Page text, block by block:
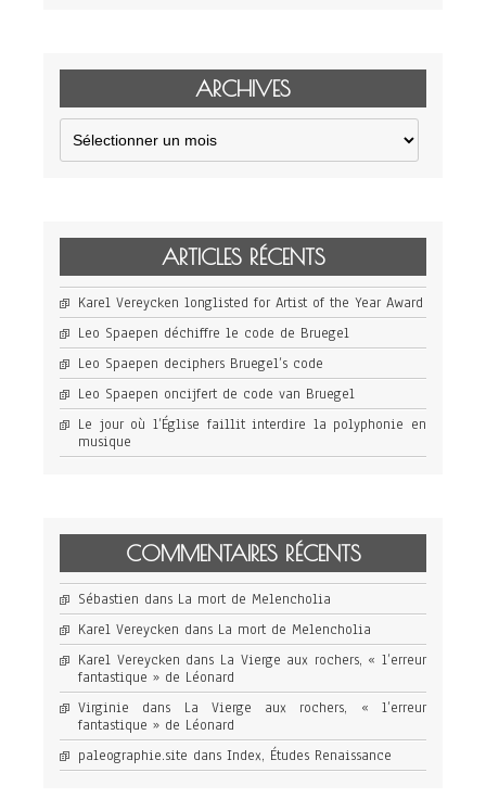
ARCHIVES
Archives
ARTICLES RÉCENTS
Karel Vereycken longlisted for Artist of the Year Award
Leo Spaepen déchiffre le code de Bruegel
Leo Spaepen deciphers Bruegel’s code
Leo Spaepen oncijfert de code van Bruegel
Le jour où l’Église faillit interdire la polyphonie en
musique
COMMENTAIRES RÉCENTS
Sébastien dans La mort de Melencholia
Karel Vereycken dans La mort de Melencholia
Karel Vereycken dans La Vierge aux rochers, « l’erreur
fantastique » de Léonard
Virginie dans La Vierge aux rochers, « l’erreur
fantastique » de Léonard
paleographie.site dans Index, Études Renaissance